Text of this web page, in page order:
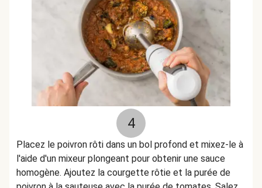
4
Placez le poivron rôti dans un bol profond et mixez-le à
l'aide d'un mixeur plongeant pour obtenir une sauce
homogène. Ajoutez la courgette rôtie et la purée de